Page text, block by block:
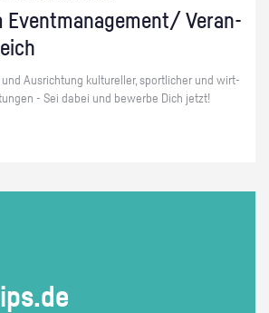
Event­ma­nage­ment/ Ver­an­
und Aus­rich­tung kul­tu­rel­ler, sport­li­cher und wirt­
- Sei dabei und be­wer­be Dich jetzt!